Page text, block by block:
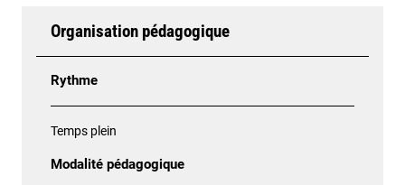
Organisation pédagogique
Rythme
Temps plein
Modalité pédagogique